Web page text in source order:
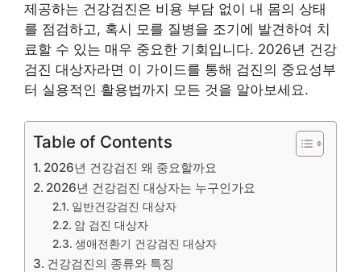
제공하는 건강검진은 비용 부담 없이 내 몸의 상태
를 점검하고, 혹시 모를 질병을 조기에 발견하여 치
료할 수 있는 매우 중요한 기회입니다. 2026년 건강
검진 대상자라면 이 가이드를 통해 검진의 중요성부
터 실용적인 활용법까지 모든 것을 알아보세요.
Table of Contents
2026년 건강검진 왜 중요할까요
2026년 건강검진 대상자는 누구인가요
일반건강검진 대상자
암 검진 대상자
생애전환기 건강검진 대상자
건강검진의 종류와 특징